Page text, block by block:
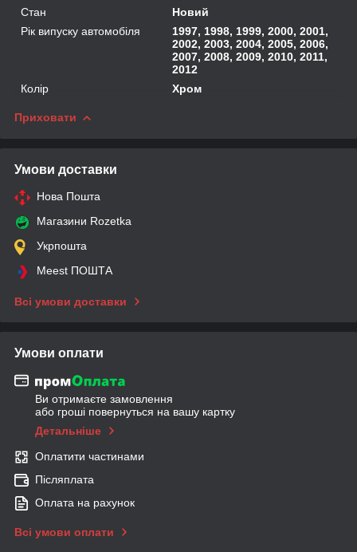
Стан
Новий
Рік випуску автомобіля
1997, 1998, 1999, 2000, 2001,
2002, 2003, 2004, 2005, 2006,
2007, 2008, 2009, 2010, 2011,
2012
Колір
Хром
Приховати
Умови доставки
Нова Пошта
Магазини Rozetka
Укрпошта
Meest ПОШТА
Всі умови доставки
Умови оплати
Ви отримаєте замовлення
або гроші повернуться на вашу картку
Детальніше
Оплатити частинами
Післяплата
Оплата на рахунок
Всі умови оплати